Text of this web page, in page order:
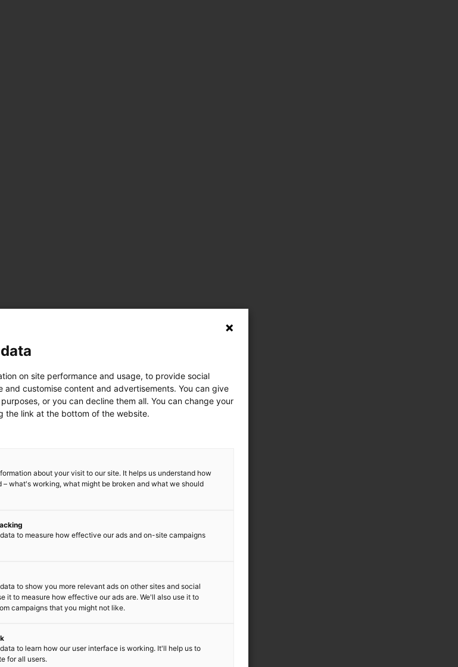
Industry
on site performance and usage, to provide social
and customise content and advertisements. You can give
or you can decline them all. You can change your
the link at the bottom of the website.
about your visit to our site. It helps us understand how
– what's working, what might be broken and what we should
to measure how effective our ads and on-site campaigns
to show you more relevant ads on other sites and social
it to measure how effective our ads are. We'll also use it to
campaigns that you might not like.
to learn how our user interface is working. It'll help us to
for all users.